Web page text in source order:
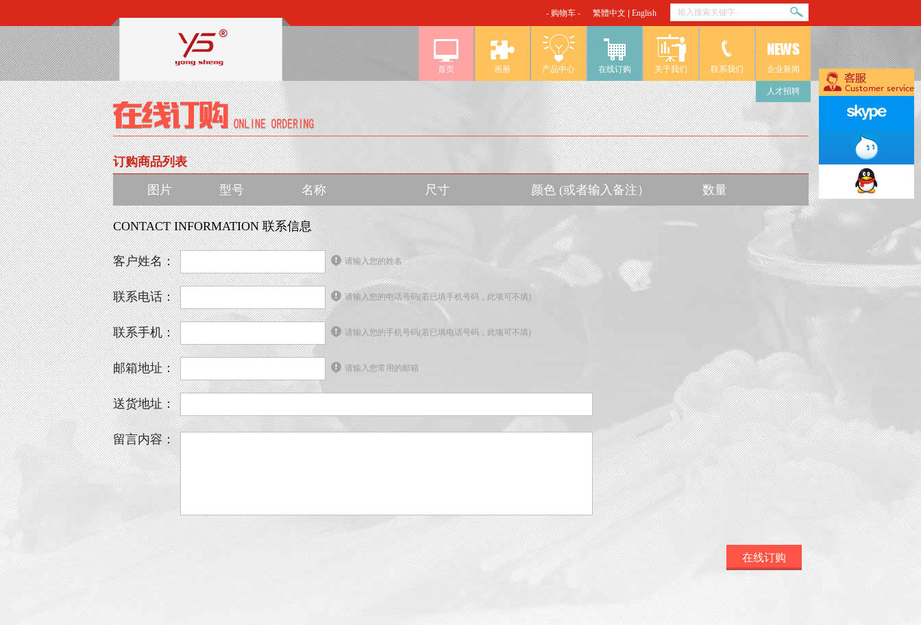
- 购物车 - 繁體中文 English
首页 画册 产品中心 在线订购 关于我们 联系我们 企业新闻
人才招聘
订购商品列表
图片 型号 名称 尺寸 颜色 (或者输入备注） 数量
CONTACT INFORMATION 联系信息
客户姓名： 请输入您的姓名
联系电话： 请输入您的电话号码(若已填手机号码，此项可不填)
联系手机： 请输入您的手机号码(若已填电话号码，此项可不填)
邮箱地址： 请输入您常用的邮箱
送货地址：
留言内容：